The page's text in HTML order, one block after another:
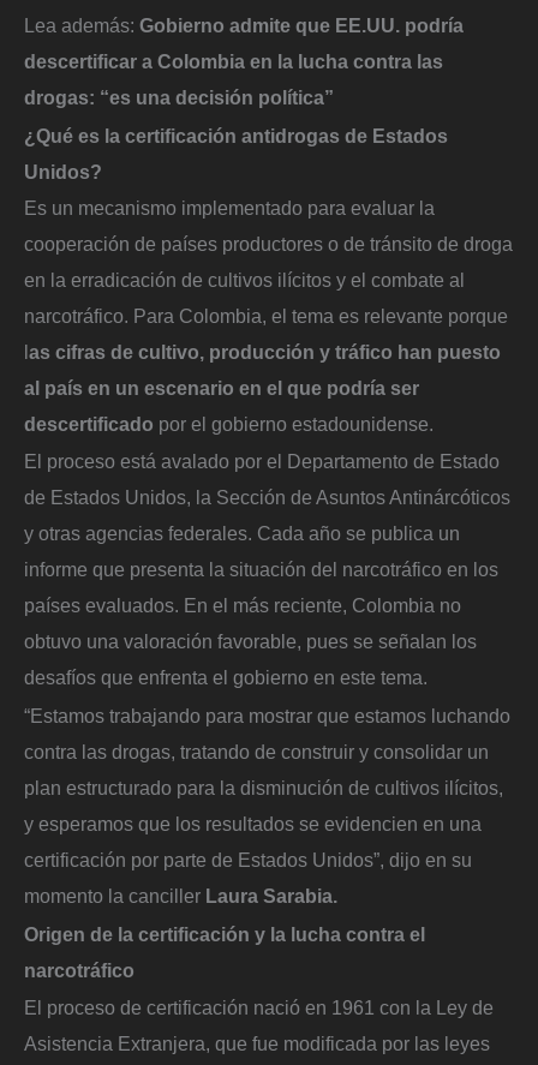
Lea además: Gobierno admite que EE.UU. podría
descertificar a Colombia en la lucha contra las
drogas: “es una decisión política”
¿Qué es la certificación antidrogas de Estados
Unidos?
Es un mecanismo implementado para evaluar la
cooperación de países productores o de tránsito de droga
en la erradicación de cultivos ilícitos y el combate al
narcotráfico. Para Colombia, el tema es relevante porque
las cifras de cultivo, producción y tráfico han puesto
al país en un escenario en el que podría ser
descertificado por el gobierno estadounidense.
El proceso está avalado por el Departamento de Estado
de Estados Unidos, la Sección de Asuntos Antinárcóticos
y otras agencias federales. Cada año se publica un
informe que presenta la situación del narcotráfico en los
países evaluados. En el más reciente, Colombia no
obtuvo una valoración favorable, pues se señalan los
desafíos que enfrenta el gobierno en este tema.
“Estamos trabajando para mostrar que estamos luchando
contra las drogas, tratando de construir y consolidar un
plan estructurado para la disminución de cultivos ilícitos,
y esperamos que los resultados se evidencien en una
certificación por parte de Estados Unidos”, dijo en su
momento la canciller Laura Sarabia.
Origen de la certificación y la lucha contra el
narcotráfico
El proceso de certificación nació en 1961 con la Ley de
Asistencia Extranjera, que fue modificada por las leyes